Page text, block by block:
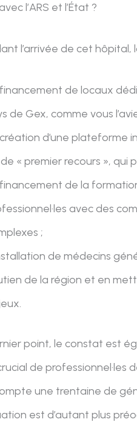
l’ARS et l’État ?
l’arrivée de cet
de locaux
de Gex, comme vous
d’une plateforme
« premier recours »,
de la
avec des
;
de médecins
de la région et en
point, le constat est
de professionnel·les
une trentaine de
est d’autant plus